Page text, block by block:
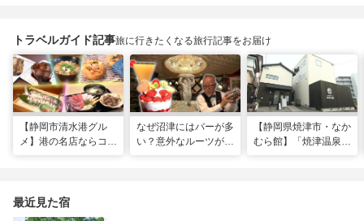
トラベルガイド記事旅に行きたくなる旅行記事をお届け
【静岡市清水港グル
メ】港の名店ならコ
なぜ沼津にはバーが多
い？意外なルーツがわ
【静岡県焼津市・なか
むら館】「焼津温泉」
最近見た宿